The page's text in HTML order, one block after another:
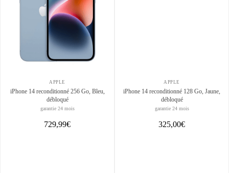
APPLE
iPhone 14 reconditionné 256 Go, Bleu,
débloqué
garantie 24 mois
729,99€
APPLE
iPhone 14 reconditionné 128 Go, Jaune,
débloqué
garantie 24 mois
325,00€